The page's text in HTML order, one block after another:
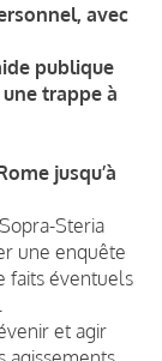
avec
publique
trappe à
jusqu’à
Steria
une enquête
faits éventuels
et agir